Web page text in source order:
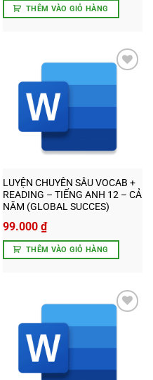
THÊM VÀO GIỎ HÀNG
LUYỆN CHUYÊN SÂU VOCAB +
READING – TIẾNG ANH 12 – CẢ
NĂM (GLOBAL SUCCES)
99.000 ₫
THÊM VÀO GIỎ HÀNG